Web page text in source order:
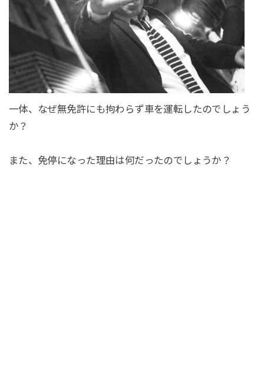
一体、なぜ無免許にも拘わらず車を運転したのでしょう
か？
また、免停になった理由は何だったのでしょうか？